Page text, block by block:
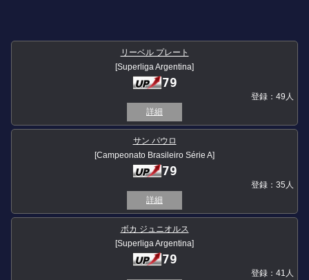
リーベル プレート
[Superliga Argentina]
79
登録：49人
詳細
サン パウロ
[Campeonato Brasileiro Série A]
79
登録：35人
詳細
ボカ ジュニオルス
[Superliga Argentina]
79
登録：41人